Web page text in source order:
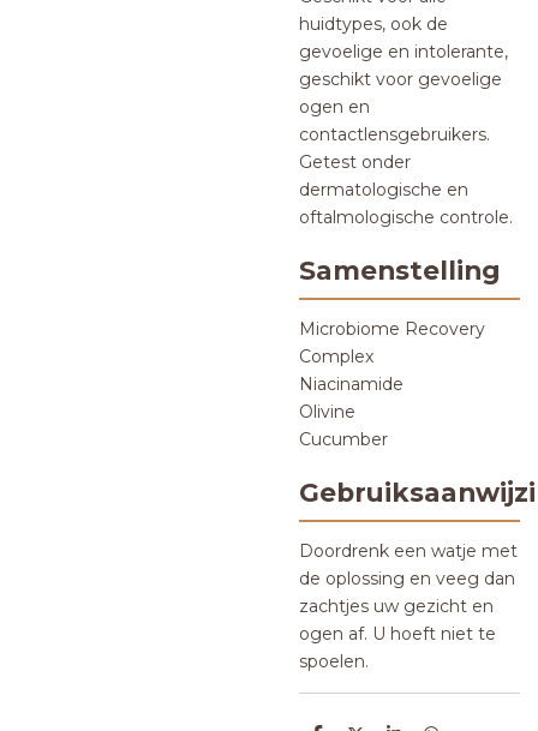
huidtypes, ook de
gevoelige en intolerante,
geschikt voor gevoelige
ogen en
contactlensgebruikers.
Getest onder
dermatologische en
oftalmologische controle.
Samenstelling
Microbiome Recovery
Complex
Niacinamide
Olivine
Cucumber
Doordrenk een watje met
de oplossing en veeg dan
zachtjes uw gezicht en
ogen af. U hoeft niet te
spoelen.